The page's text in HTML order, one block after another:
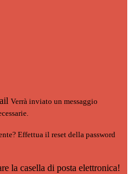
Verrà inviato un messaggio
Effettua il reset della password
la casella di posta elettronica!